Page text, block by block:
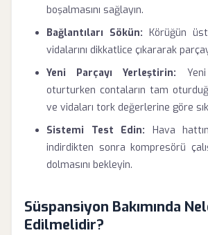
boşalmasını sağlayın.
Bağlantıları Sökün: Körüğün
vidalarını dikkatlice çıkararak
Yeni Parçayı Yerleştirin:
oturturken contaların tam
ve vidaları tork değerlerine göre
Sistemi Test Edin: Hava
indirdikten sonra kompresörü
dolmasını bekleyin.
Süspansiyon Bakımında
Edilmelidir?